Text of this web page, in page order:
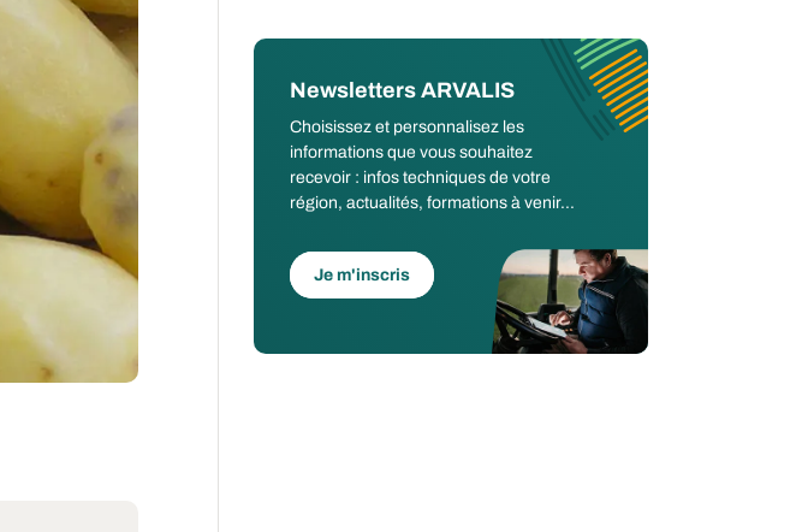
Newsletters ARVALIS
Choisissez et personnalisez les
informations que vous souhaitez
recevoir : infos techniques de votre
région, actualités, formations à venir...
Je m'inscris